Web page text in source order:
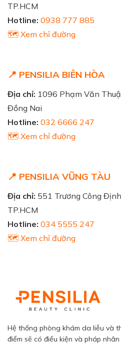
TP.HCM
Hotline: 0938 777 885
🗺️ Xem chỉ đường
📍 PENSILIA BIÊN HÒA
Địa chỉ: 1096 Phạm Văn
Đồng Nai
Hotline: 032 6666 247
🗺️ Xem chỉ đường
📍 PENSILIA VŨNG TÀU
Địa chỉ: 551 Trương Công
TP.HCM
Hotline: 034 5555 247
🗺️ Xem chỉ đường
Hệ thống phòng khám da liễu và
điểm sẽ có điều kiện và pháp